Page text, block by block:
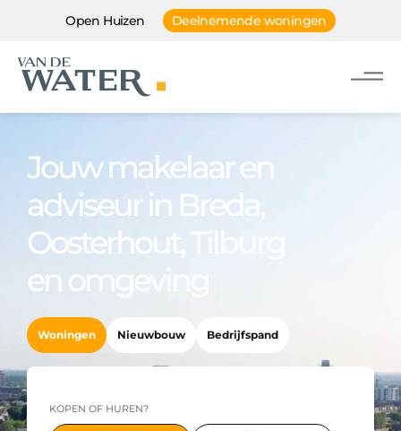
Open Huizen Deelnemende woningen
Jouw makelaar en
adviseur in Breda,
Oosterhout, Tilburg
en omgeving
Woningen Nieuwbouw Bedrijfspand
KOPEN OF HUREN?